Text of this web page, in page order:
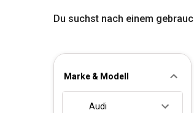
Du suchst nach einem
Marke & Modell
Audi